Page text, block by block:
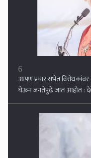
गुप्त बैठक मंत्र्यांच्या
नये ः सिरसाट गटाचा दबाव